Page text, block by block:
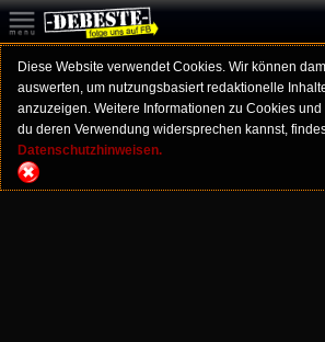
Diese Website verwendet Cookies. Wir können
auswerten, um nutzungsbasiert redaktionelle
anzuzeigen. Weitere Informationen zu Cookies
du deren Verwendung widersprechen kannst,
Datenschutzhinweisen.